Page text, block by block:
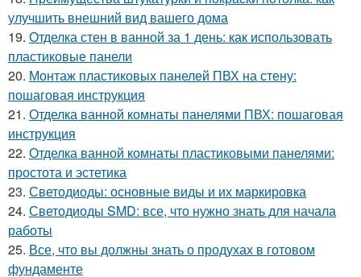
улучшить внешний вид вашего дома
19. Отделка стен в ванной за 1 день: как использовать
пластиковые панели
20. Монтаж пластиковых панелей ПВХ на стену:
пошаговая инструкция
21. Отделка ванной комнаты панелями ПВХ: пошаговая
инструкция
22. Отделка ванной комнаты пластиковыми панелями:
простота и эстетика
23. Светодиоды: основные виды и их маркировка
24. Светодиоды SMD: все, что нужно знать для начала
работы
25. Все, что вы должны знать о продухах в готовом
фундаменте